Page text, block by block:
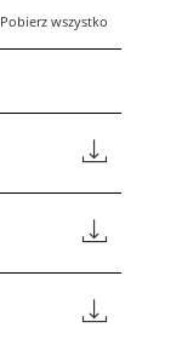
Pobierz wszystko